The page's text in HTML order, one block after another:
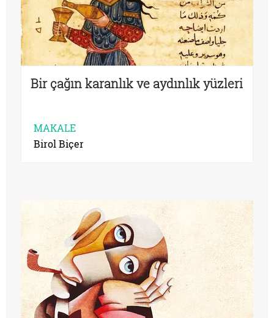
Bir çağın karanlık ve aydınlık yüzleri
MAKALE
Birol Biçer